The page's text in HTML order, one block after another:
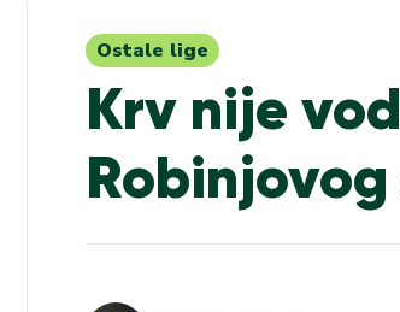
Ostale lige
Krv nije
Robinjovog